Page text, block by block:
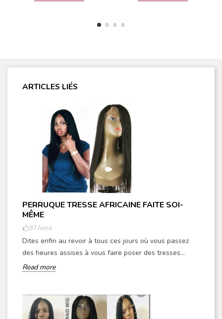
ARTICLES LIÉS
PERRUQUE TRESSE AFRICAINE FAITE SOI-
MÊME
87Aimé
Dites enfin au revoir à tous ces jours où vous passez
des heures assises à vous faire poser des tresses...
Read more